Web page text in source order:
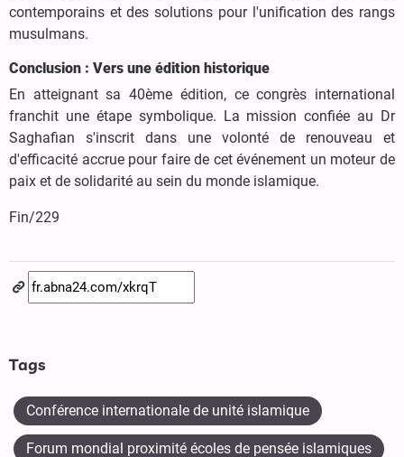
contemporains et des solutions pour l'unification des rangs
musulmans.
Conclusion : Vers une édition historique
En atteignant sa 40ème édition, ce congrès international
franchit une étape symbolique. La mission confiée au Dr
Saghafian s'inscrit dans une volonté de renouveau et
d'efficacité accrue pour faire de cet événement un moteur de
paix et de solidarité au sein du monde islamique.
Fin/229
Tags
Conférence internationale de unité islamique
Forum mondial proximité écoles de pensée islamiques